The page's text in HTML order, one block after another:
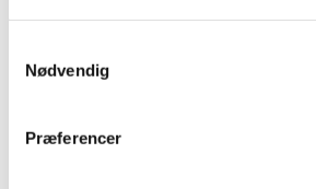
Nødvendig
Præferencer
lande, men der er stor
udbredt og systematisk den